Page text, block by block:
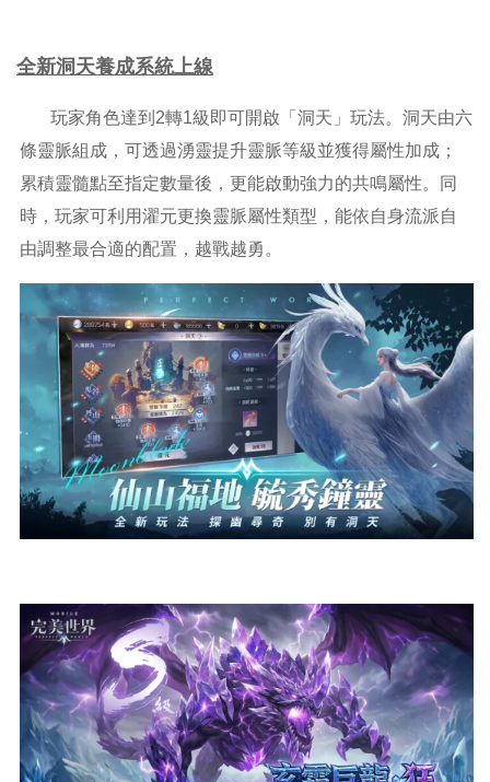
全新洞天養成系統上線
玩家角色達到2轉1級即可開啟「洞天」玩法。洞天由六
條靈脈組成，可透過湧靈提升靈脈等級並獲得屬性加成；
累積靈髓點至指定數量後，更能啟動強力的共鳴屬性。同
時，玩家可利用濯元更換靈脈屬性類型，能依自身流派自
由調整最合適的配置，越戰越勇。